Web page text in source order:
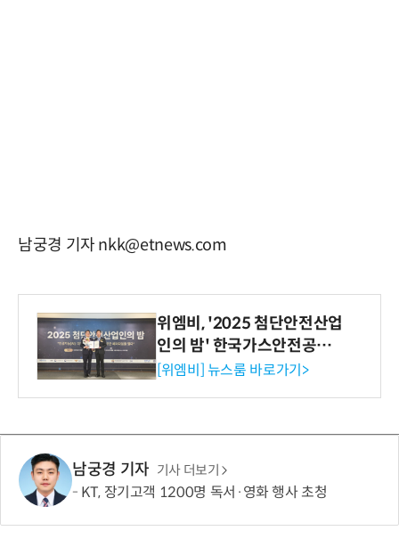
남궁경 기자 nkk@etnews.com
위엠비, '2025 첨단안전산업
인의 밤' 한국가스안전공사
사장상 수상
[위엠비] 뉴스룸 바로가기>
남궁경 기자 기사 더보기
KT, 장기고객 1200명 독서·영화 행사 초청